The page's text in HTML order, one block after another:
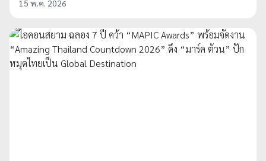
15 พ.ค. 2026